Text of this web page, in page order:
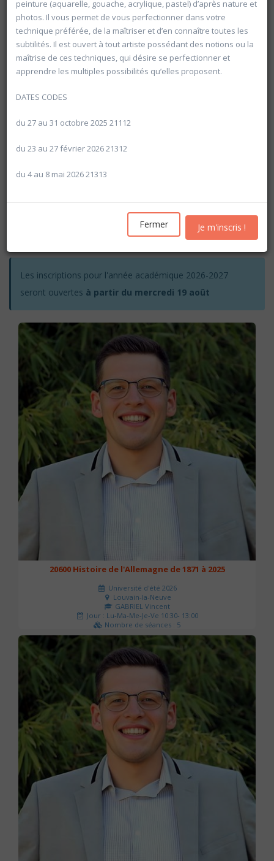
Vider les filtres
Les inscriptions pour l'année académique 2026-2027
seront ouvertes à partir du mercredi 19 août
20600 Histoire de l'Allemagne de 1871 à 2025
Université d'été 2026
Louvain-la-Neuve
GABRIEL Vincent
Jour : Lu-Ma-Me-Je-Ve 10:30- 13:00
Nombre de séances : 5
120 €
peinture (aquarelle, gouache, acrylique, pastel) d’après nature et
photos. Il vous permet de vous perfectionner dans votre
technique préférée, de la maîtriser et d’en connaître toutes les
subtilités. Il est ouvert à tout artiste possédant des notions ou la
maîtrise de ces techniques, qui désire se perfectionner et
apprendre les multiples possibilités qu’elles proposent.
DATES CODES
du 27 au 31 octobre 2025 21112
du 23 au 27 février 2026 21312
du 4 au 8 mai 2026 21313
Fermer Je m'inscris !